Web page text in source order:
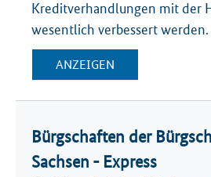
Kreditverhandlungen mit der
wesentlich verbessert werden.
ANZEIGEN
Bürgschaften der
Sachsen - Express